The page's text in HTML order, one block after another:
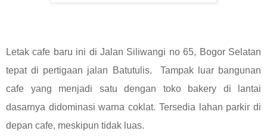
Letak cafe baru ini di Jalan Siliwangi no 65, Bogor Selatan
tepat di pertigaan jalan Batutulis. Tampak luar bangunan
cafe yang menjadi satu dengan toko bakery di lantai
dasarnya didominasi warna coklat. Tersedia lahan parkir di
depan cafe, meskipun tidak luas.